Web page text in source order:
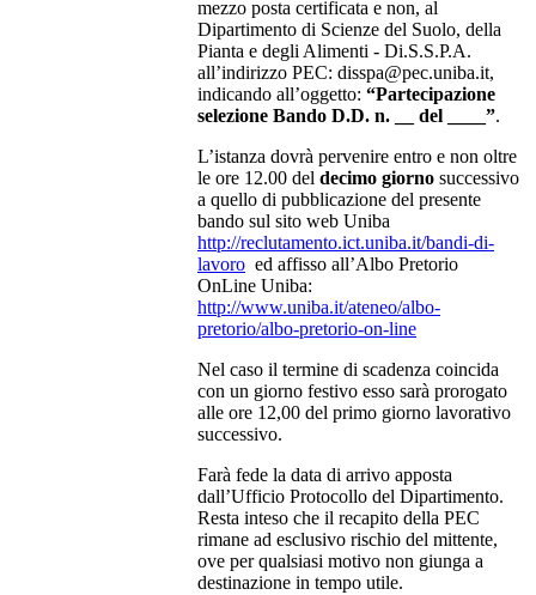
mezzo posta certificata e non, al
Dipartimento di Scienze del Suolo, della
Pianta e degli Alimenti - Di.S.S.P.A.
all’indirizzo PEC: disspa@pec.uniba.it,
indicando all’oggetto: “Partecipazione
selezione Bando D.D. n. __ del ____”.
L’istanza dovrà pervenire entro e non oltre
le ore 12.00 del decimo giorno successivo
a quello di pubblicazione del presente
bando sul sito web Uniba
http://reclutamento.ict.uniba.it/bandi-di-
lavoro ed affisso all’Albo Pretorio
OnLine Uniba:
http://www.uniba.it/ateneo/albo-
pretorio/albo-pretorio-on-line
Nel caso il termine di scadenza coincida
con un giorno festivo esso sarà prorogato
alle ore 12,00 del primo giorno lavorativo
successivo.
Farà fede la data di arrivo apposta
dall’Ufficio Protocollo del Dipartimento.
Resta inteso che il recapito della PEC
rimane ad esclusivo rischio del mittente,
ove per qualsiasi motivo non giunga a
destinazione in tempo utile.